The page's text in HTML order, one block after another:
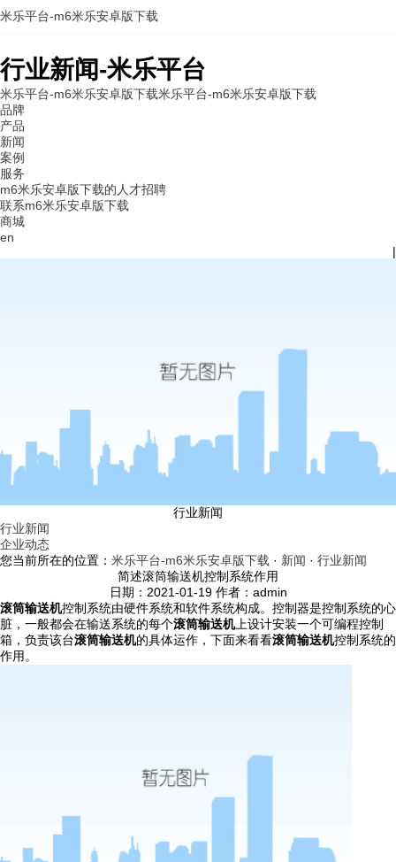
行业新闻-米乐平台
米乐平台-m6米乐安卓版下载米乐平台-m6米乐安卓版下载
品牌
产品
新闻
案例
服务
m6米乐安卓版下载的人才招聘
联系m6米乐安卓版下载
商城
en
|
米乐平台-m6米乐安卓版下载
行业新闻
行业新闻
企业动态
您当前所在的位置： 米乐平台-m6米乐安卓版下载 · 新闻 · 行业新闻
简述滚筒输送机控制系统作用
日期：2021-01-19 作者：admin
滚筒输送机控制系统由硬件系统和软件系统构成。控制器是控制系统的心
脏，一般都会在输送系统的每个滚筒输送机上设计安装一个可编程控制
箱，负责该台滚筒输送机的具体运作，下面来看看滚筒输送机控制系统的
作用。